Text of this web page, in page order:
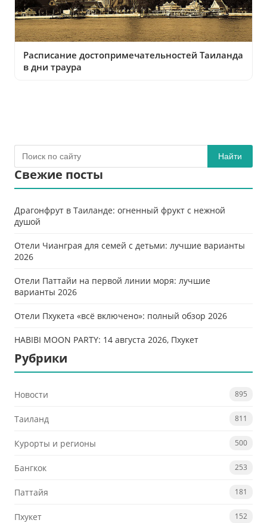
Расписание достопримечательностей Таиланда
в дни траура
Найти
Свежие посты
Драгонфрут в Таиланде: огненный фрукт с нежной
душой
Отели Чианграя для семей с детьми: лучшие варианты
2026
Отели Паттайи на первой линии моря: лучшие
варианты 2026
Отели Пхукета «всё включено»: полный обзор 2026
HABIBI MOON PARTY: 14 августа 2026, Пхукет
Рубрики
Новости 895
Таиланд 811
Курорты и регионы 500
Бангкок 253
Паттайя 181
Пхукет 152